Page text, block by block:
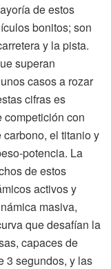
de estos
bonitos; son
y la pista.
superan
casos a rozar
cifras es
competición con
el titanio y
potencia. La
de estos
activos y
masiva,
que desafían la
capaces de
3 segundos, y las